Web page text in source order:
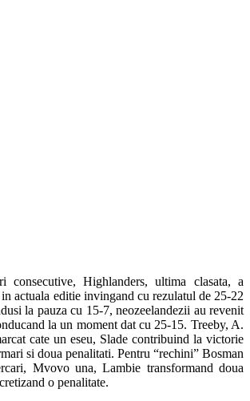
consecutive, Highlanders, ultima clasata, a
actuala editie invingand cu rezulatul de 25-22
la pauza cu 15-7, neozeelandezii au revenit
la un moment dat cu 25-15. Treeby, A.
cate un eseu, Slade contribuind la victorie
si doua penalitati. Pentru “rechini” Bosman
Mvovo una, Lambie transformand doua
o penalitate.